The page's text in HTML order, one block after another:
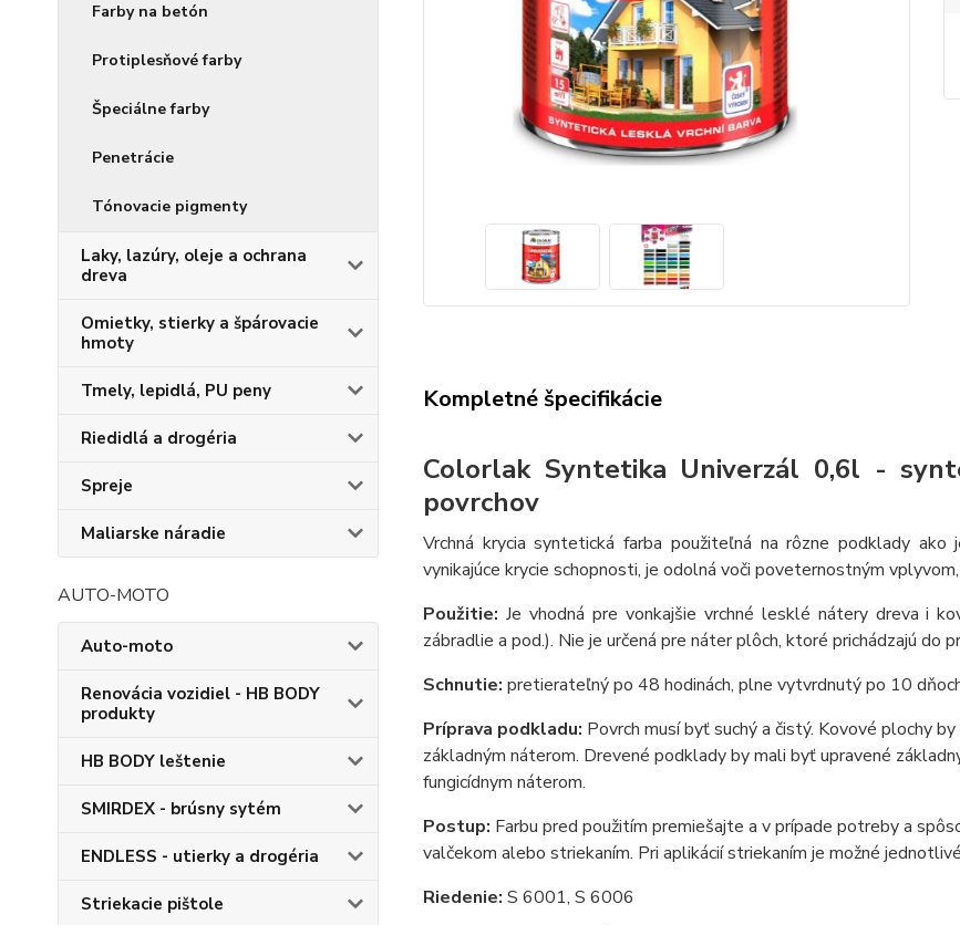
Farby na betón
Protiplesňové farby
Špeciálne farby
Penetrácie
Tónovacie pigmenty
Laky, lazúry, oleje a ochrana
dreva
Omietky, stierky a špárovacie
hmoty
Tmely, lepidlá, PU peny
Riedidlá a drogéria
Spreje
Maliarske náradie
AUTO-MOTO
Auto-moto
Renovácia vozidiel - HB BODY
produkty
HB BODY leštenie
SMIRDEX - brúsny sytém
ENDLESS - utierky a drogéria
Striekacie pištole
Kompletné špecifikácie
Colorlak Syntetika Univerzál 0,6l -
povrchov
Vrchná krycia syntetická farba použiteľná na rôzne podklady
vynikajúce krycie schopnosti, je odolná voči poveternostným
Použitie: Je vhodná pre vonkajšie vrchné lesklé nátery dreva i
zábradlie a pod.). Nie je určená pre náter plôch, ktoré prichádzajú do
Schnutie: pretierateľný po 48 hodinách, plne vytvrdnutý po 10
Príprava podkladu: Povrch musí byť suchý a čistý. Kovové plochy
základným náterom. Drevené podklady by mali byť upravené
fungicídnym náterom.
Postup: Farbu pred použitím premiešajte a v prípade potreby a
valčekom alebo striekaním. Pri aplikácií striekaním je možné
Riedenie: S 6001, S 6006